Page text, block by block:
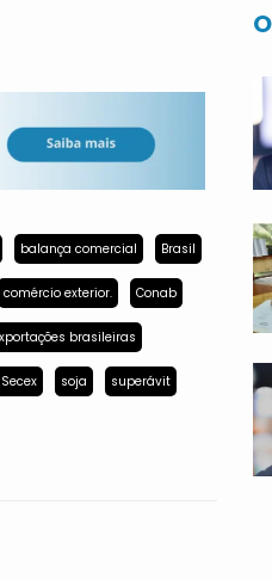
balança comercial Brasil
comércio exterior. Conab
brasileiras
Secex soja superávit